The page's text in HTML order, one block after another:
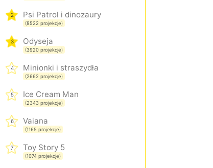
2 Psi Patrol i dinozaury
(8522 projekcje)
3 Odyseja
(3920 projekcje)
4 Minionki i straszydła
(2662 projekcje)
5 Ice Cream Man
(2343 projekcje)
6 Vaiana
(1165 projekcje)
7 Toy Story 5
(1074 projekcje)